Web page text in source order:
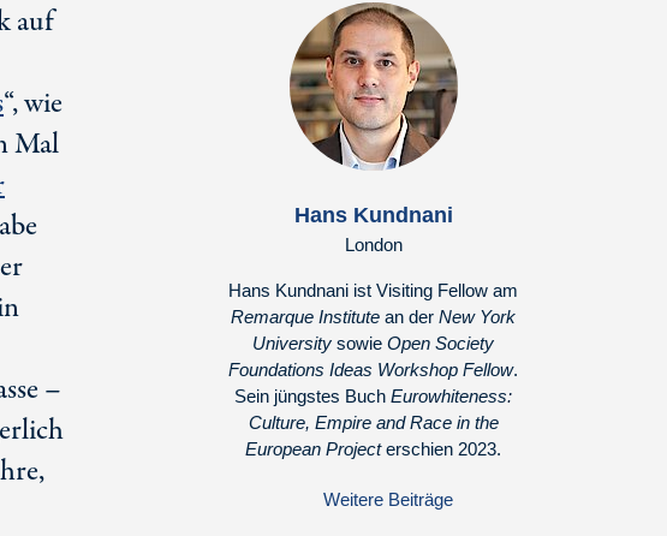
auf
“, wie
Mal
–
Hans Kundnani
London
Hans Kundnani ist Visiting Fellow am
Remarque Institute an der New York
University sowie Open Society
Foundations Ideas Workshop Fellow.
Sein jüngstes Buch Eurowhiteness:
Culture, Empire and Race in the
European Projecterschien 2023.
Weitere Beiträge